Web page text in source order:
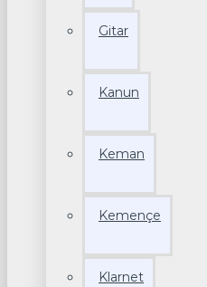
Gitar
Kanun
Keman
Kemençe
Klarnet